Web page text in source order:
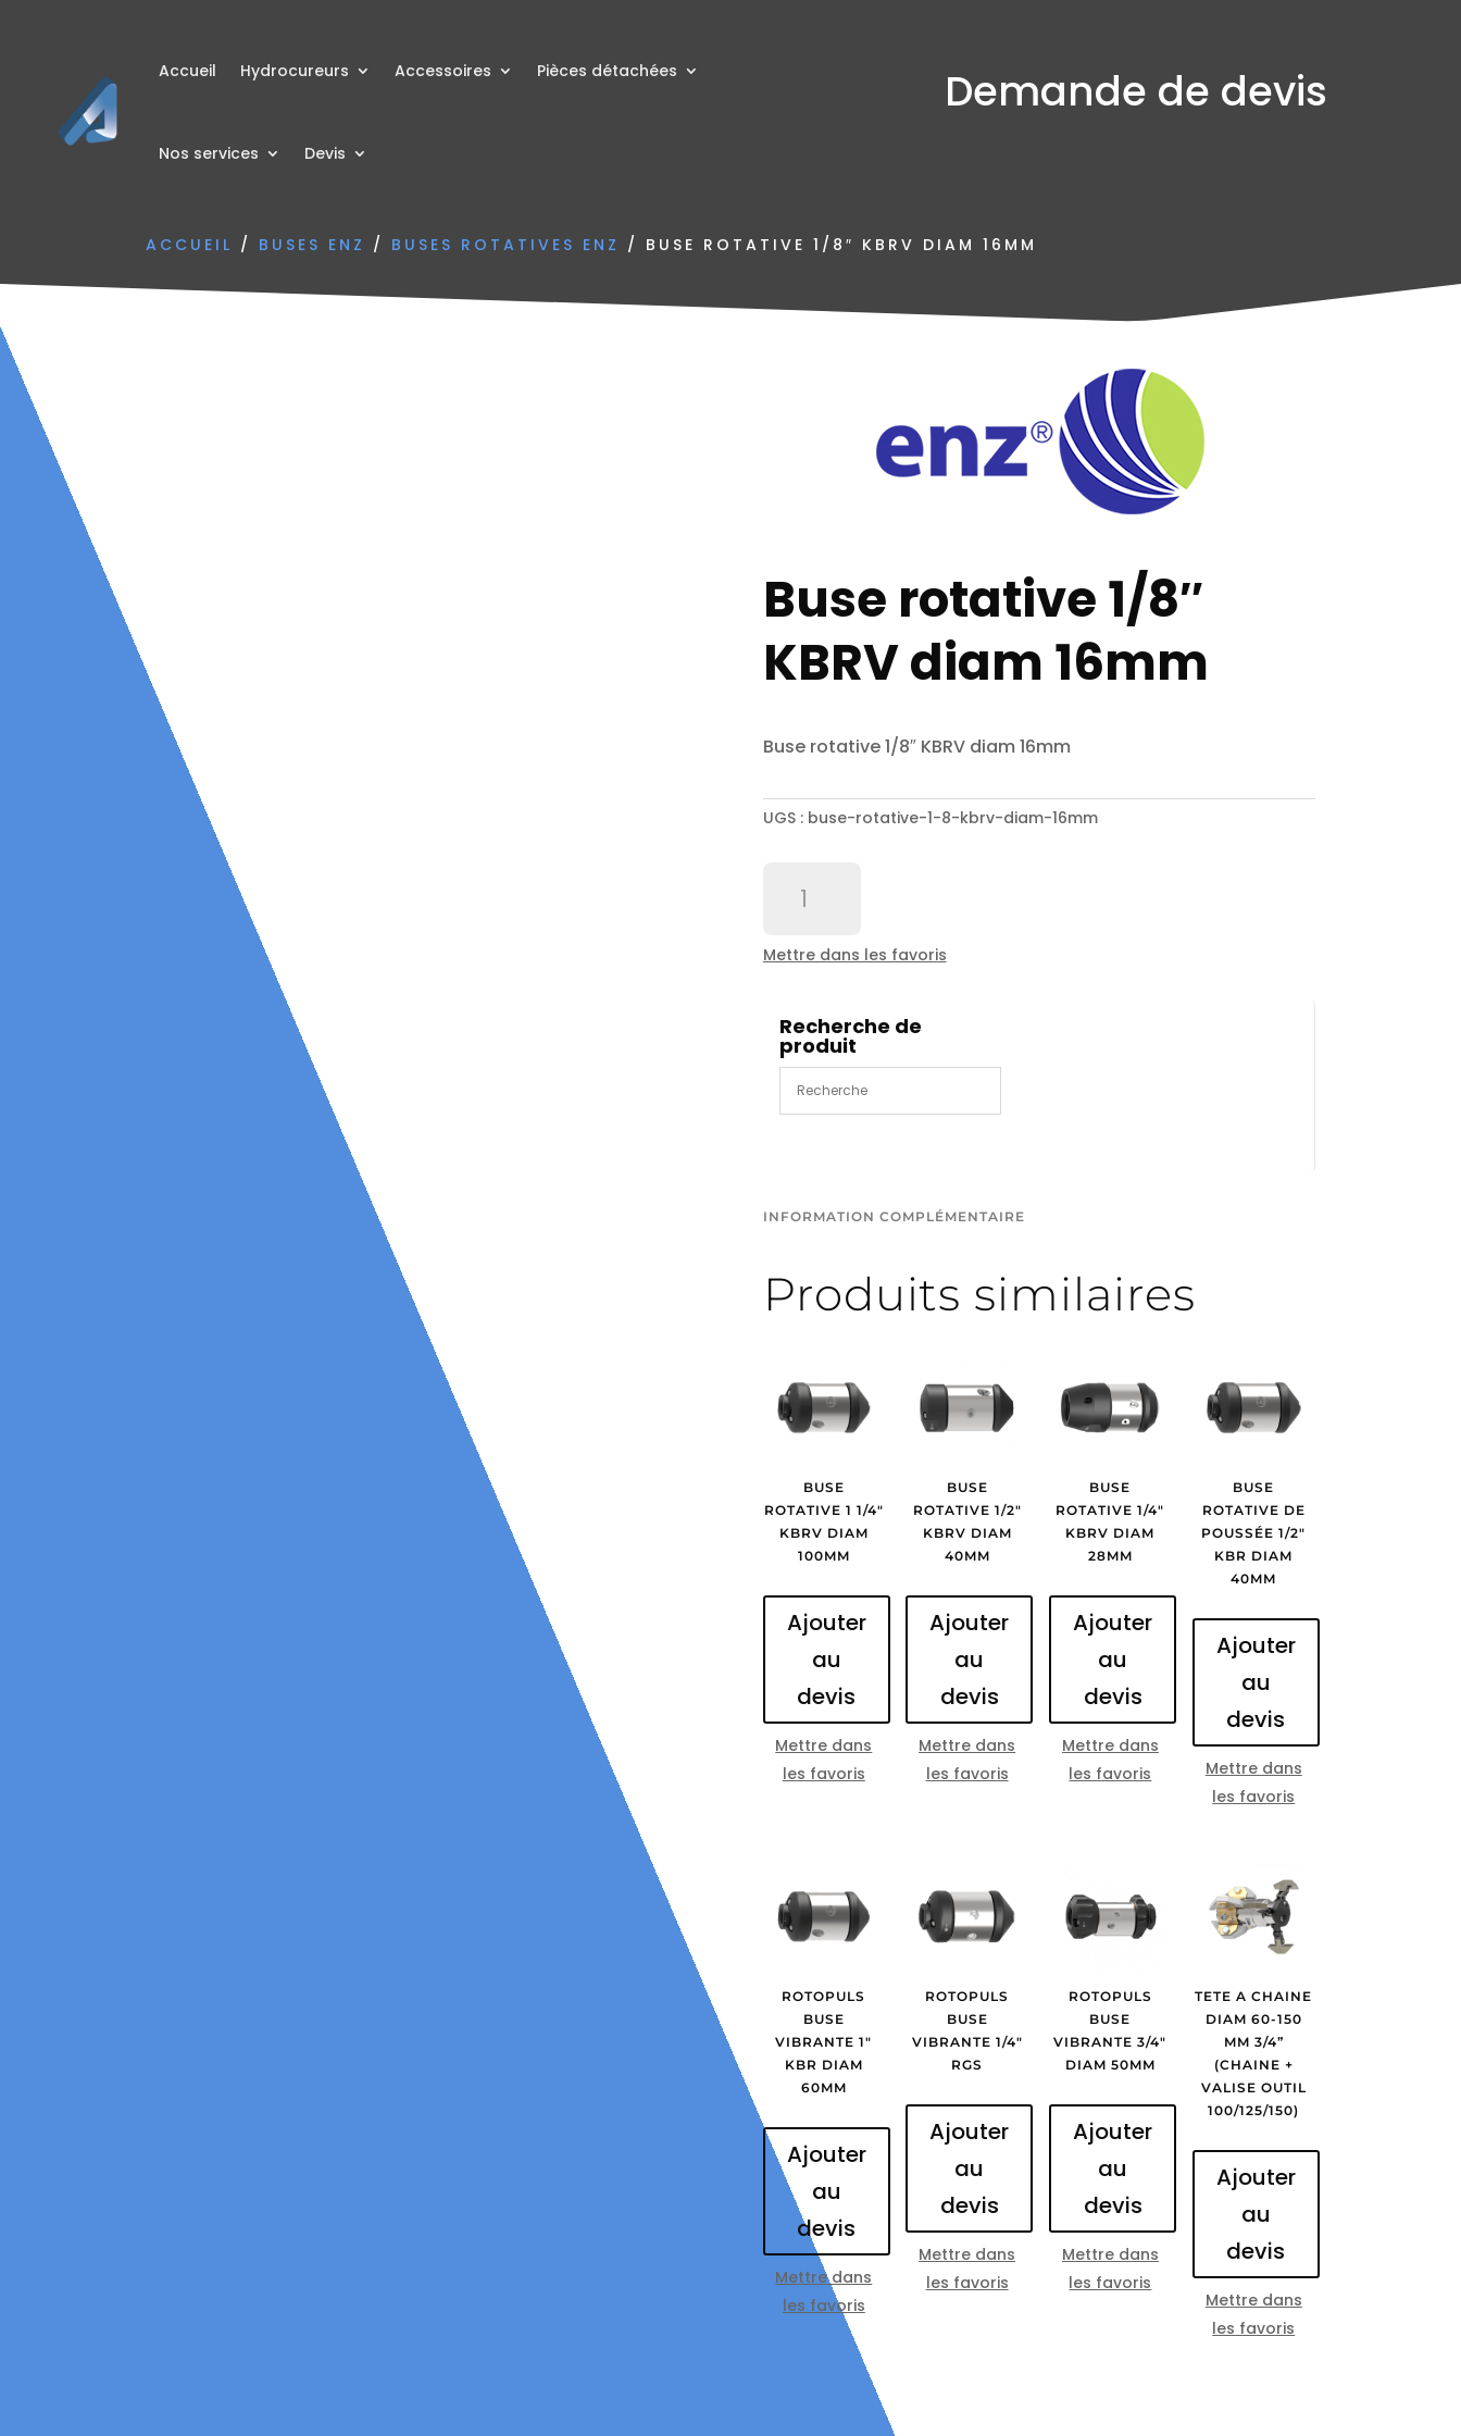
Accueil Hydrocureurs Accessoires Pièces détachées
Nos services Devis
Demande de devis
ACCUEIL / BUSES ENZ / BUSES ROTATIVES ENZ / BUSE ROTATIVE 1/8″ KBRV DIAM 16MM
Buse rotative 1/8″
KBRV diam 16mm
Buse rotative 1/8″ KBRV diam 16mm
UGS : buse-rotative-1-8-kbrv-diam-16mm
rotative
diam
16mm
Mettre dans les favoris
Recherche de
produit
INFORMATION COMPLÉMENTAIRE
Produits similaires
BUSE
ROTATIVE 1 1/4″
KBRV DIAM
100MM
Ajouter
au
devis
Mettre dans
les favoris
BUSE
ROTATIVE 1/2″
KBRV DIAM
40MM
Ajouter
au
devis
Mettre dans
les favoris
BUSE
ROTATIVE 1/4″
KBRV DIAM
28MM
Ajouter
au
devis
Mettre dans
les favoris
BUSE
ROTATIVE DE
POUSSÉE 1/2″
KBR DIAM
40MM
Ajouter
au
devis
Mettre dans
les favoris
ROTOPULS
BUSE
VIBRANTE 1″
KBR DIAM
60MM
Ajouter
au
devis
Mettre dans
les favoris
ROTOPULS
BUSE
VIBRANTE 1/4″
RGS
Ajouter
au
devis
Mettre dans
les favoris
ROTOPULS
BUSE
VIBRANTE 3/4″
DIAM 50MM
Ajouter
au
devis
Mettre dans
les favoris
TETE A CHAINE
DIAM 60-150
MM 3/4”
(CHAINE +
VALISE OUTIL
100/125/150)
Ajouter
au
devis
Mettre dans
les favoris